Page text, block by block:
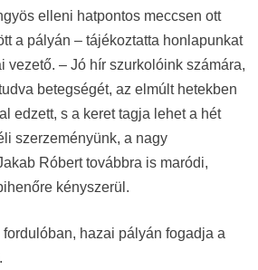
elleni hatpontos meccsen ott
a pályán – tájékoztatta honlapunkat
vezető. – Jó hír szurkolóink számára,
betegségét, az elmúlt hetekben
edzett, s a keret tagja lehet a hét
szerzeményünk, a nagy
Róbert továbbra is maródi,
kényszerül.
hazai pályán fogadja a